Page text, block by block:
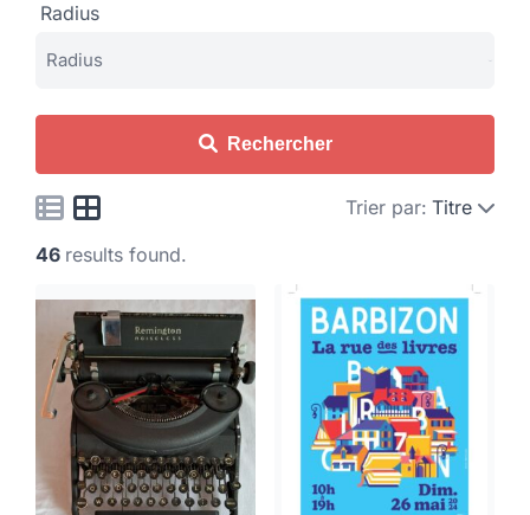
Radius
Rechercher
Trier par: Titre
46 results found.